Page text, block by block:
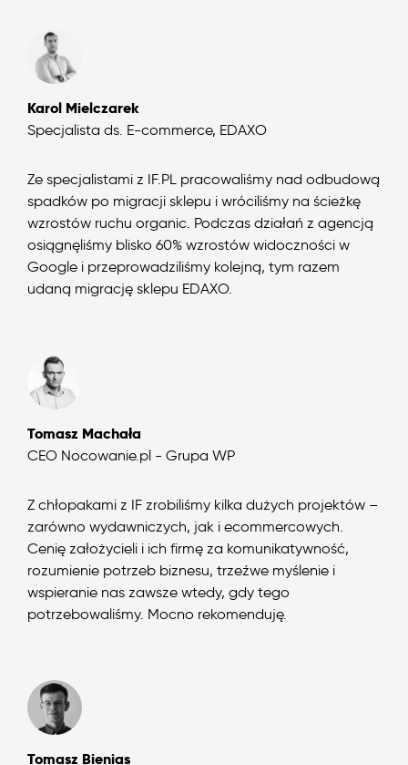
Karol Mielczarek
Specjalista ds. E-commerce, EDAXO
Ze specjalistami z IF.PL pracowaliśmy nad odbudową
spadków po migracji sklepu i wróciliśmy na ścieżkę
wzrostów ruchu organic. Podczas działań z agencją
osiągnęliśmy blisko 60% wzrostów widoczności w
Google i przeprowadziliśmy kolejną, tym razem
udaną migrację sklepu EDAXO.
Tomasz Machała
CEO Nocowanie.pl - Grupa WP
Z chłopakami z IF zrobiliśmy kilka dużych projektów –
zarówno wydawniczych, jak i ecommercowych.
Cenię założycieli i ich firmę za komunikatywność,
rozumienie potrzeb biznesu, trzeźwe myślenie i
wspieranie nas zawsze wtedy, gdy tego
potrzebowaliśmy. Mocno rekomenduję.
Tomasz Bienias